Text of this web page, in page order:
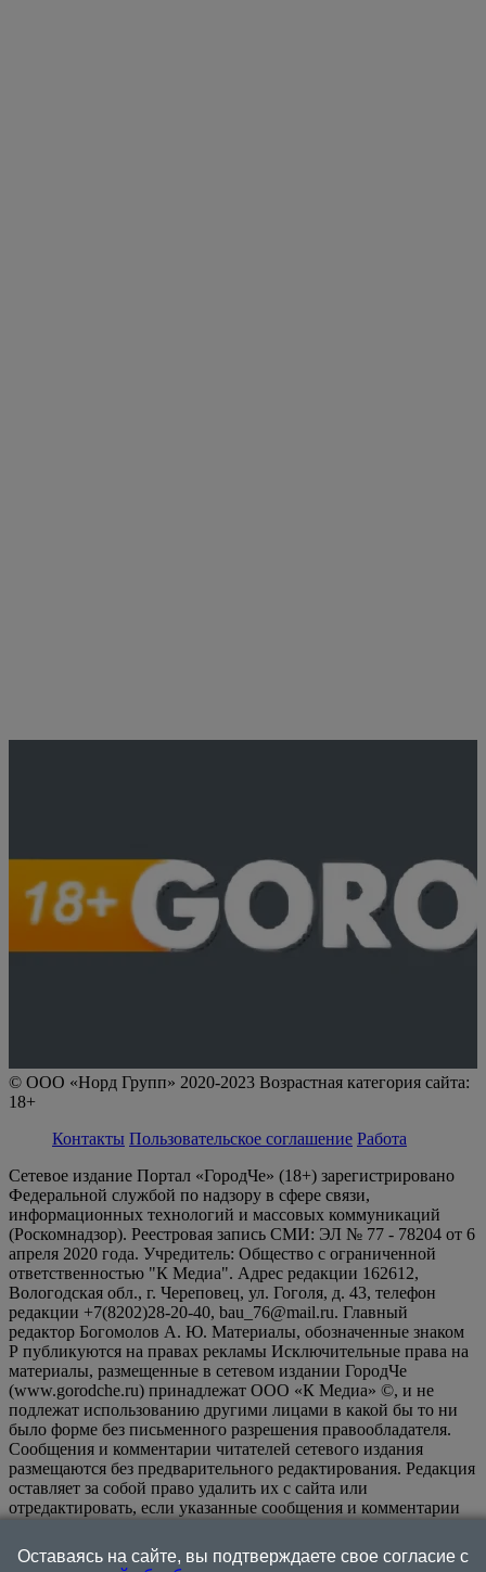
© ООО «Норд Групп» 2020-2023 Возрастная категория сайта:
18+
Контакты Пользовательское соглашение Работа
Сетевое издание Портал «ГородЧе» (18+) зарегистрировано
Федеральной службой по надзору в сфере связи,
информационных технологий и массовых коммуникаций
(Роскомнадзор). Реестровая запись СМИ: ЭЛ № 77 - 78204 от 6
апреля 2020 года. Учредитель: Общество с ограниченной
ответственностью "К Медиа". Адрес редакции 162612,
Вологодская обл., г. Череповец, ул. Гоголя, д. 43, телефон
редакции +7(8202)28-20-40, bau_76@mail.ru. Главный
редактор Богомолов А. Ю. Материалы, обозначенные знаком
Р публикуются на правах рекламы Исключительные права на
материалы, размещенные в сетевом издании ГородЧе
(www.gorodche.ru) принадлежат ООО «К Медиа» ©, и не
подлежат использованию другими лицами в какой бы то ни
было форме без письменного разрешения правообладателя.
Сообщения и комментарии читателей сетевого издания
размещаются без предварительного редактирования. Редакция
оставляет за собой право удалить их с сайта или
отредактировать, если указанные сообщения и комментарии
или нарушением иных требований закона.
информационном ресурсе применяются рекомендательные
Оставаясь на сайте, вы подтверждаете свое согласие с